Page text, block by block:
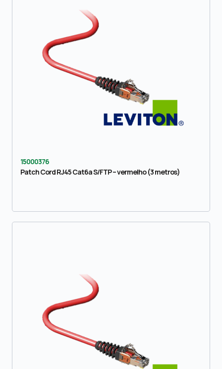
15000376
Patch Cord RJ45 Cat6a S/FTP – vermelho (3 metros)